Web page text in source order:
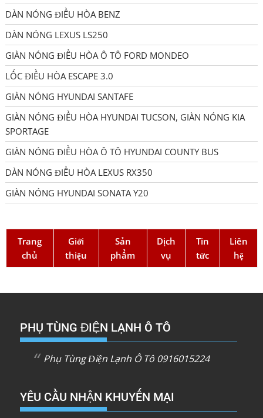
DÀN NÓNG ĐIỀU HÒA BENZ
DÀN NÓNG LEXUS LS250
GIÀN NÓNG ĐIỀU HÒA Ô TÔ FORD MONDEO
LỐC ĐIỀU HÒA ESCAPE 3.0
GIÀN NÓNG HYUNDAI SANTAFE
GIÀN NÓNG ĐIỀU HÒA HYUNDAI TUCSON, GIÀN NÓNG KIA
SPORTAGE
GIÀN NÓNG ĐIỀU HÒA Ô TÔ HYUNDAI COUNTY BUS
DÀN NÓNG ĐIỀU HÒA LEXUS RX350
GIÀN NÓNG HYUNDAI SONATA Y20
Trang
chủ
Giới
thiệu
Sản
phẩm
Dịch
vụ
Tin
tức
Liên
hệ
PHỤ TÙNG ĐIỆN LẠNH Ô TÔ
Phụ Tùng Điện Lạnh Ô Tô 0916015224
YÊU CẦU NHẬN KHUYẾN MẠI